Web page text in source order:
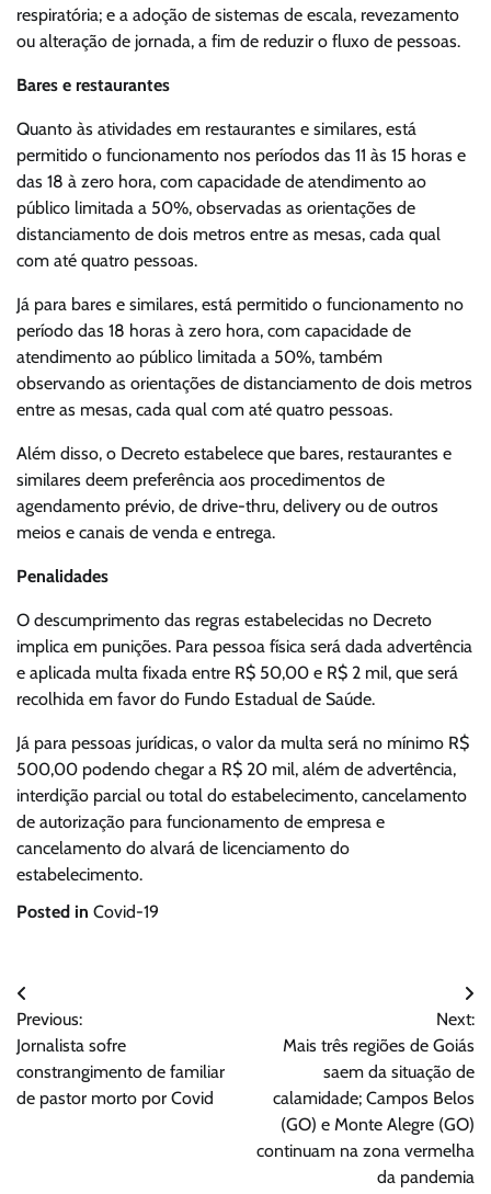
respiratória; e a adoção de sistemas de escala, revezamento
ou alteração de jornada, a fim de reduzir o fluxo de pessoas.
Bares e restaurantes
Quanto às atividades em restaurantes e similares, está
permitido o funcionamento nos períodos das 11 às 15 horas e
das 18 à zero hora, com capacidade de atendimento ao
público limitada a 50%, observadas as orientações de
distanciamento de dois metros entre as mesas, cada qual
com até quatro pessoas.
Já para bares e similares, está permitido o funcionamento no
período das 18 horas à zero hora, com capacidade de
atendimento ao público limitada a 50%, também
observando as orientações de distanciamento de dois metros
entre as mesas, cada qual com até quatro pessoas.
Além disso, o Decreto estabelece que bares, restaurantes e
similares deem preferência aos procedimentos de
agendamento prévio, de drive-thru, delivery ou de outros
meios e canais de venda e entrega.
Penalidades
O descumprimento das regras estabelecidas no Decreto
implica em punições. Para pessoa física será dada advertência
e aplicada multa fixada entre R$ 50,00 e R$ 2 mil, que será
recolhida em favor do Fundo Estadual de Saúde.
Já para pessoas jurídicas, o valor da multa será no mínimo R$
500,00 podendo chegar a R$ 20 mil, além de advertência,
interdição parcial ou total do estabelecimento, cancelamento
de autorização para funcionamento de empresa e
cancelamento do alvará de licenciamento do
estabelecimento.
Posted in Covid-19
Navegação
de
Post
Previous:
Jornalista sofre
constrangimento de familiar
de pastor morto por Covid
Next:
Mais três regiões de Goiás
saem da situação de
calamidade; Campos Belos
(GO) e Monte Alegre (GO)
continuam na zona vermelha
da pandemia